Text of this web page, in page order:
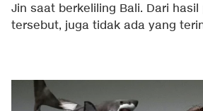
Jin saat berkeliling Bali. Dari
tersebut, juga tidak ada yang